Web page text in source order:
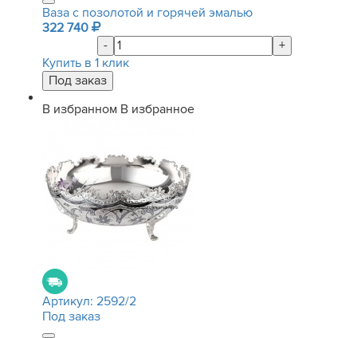
Ваза с позолотой и горячей эмалью
322 740
-
+
Купить в 1 клик
В избранном В избранное
Артикул: 2592/2
Под заказ